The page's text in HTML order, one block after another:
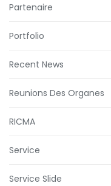
Partenaire
Portfolio
Recent News
Reunions Des Organes
RICMA
Service
Service Slide